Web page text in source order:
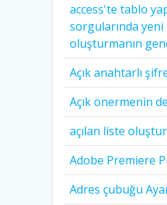
access'te tablo
sorgularında
oluşturmanın
Açık anahtarlı
Açık önermenin
açılan liste
Adobe Premiere
Adres çubuğu